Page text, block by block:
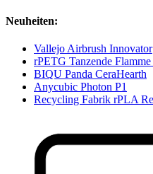
Neuheiten:
Vallejo Airbrush Innovator
rPETG Tanzende
BIQU Panda CeraHearth
Anycubic Photon P1
Recycling Fabrik rPLA